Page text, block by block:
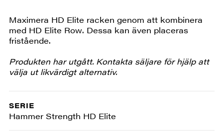
Maximera HD Elite racken genom att kombinera
med HD Elite Row. Dessa kan även placeras
fristående.
Produkten har utgått. Kontakta säljare för hjälp att
välja ut likvärdigt alternativ.
SERIE
Hammer Strength HD Elite